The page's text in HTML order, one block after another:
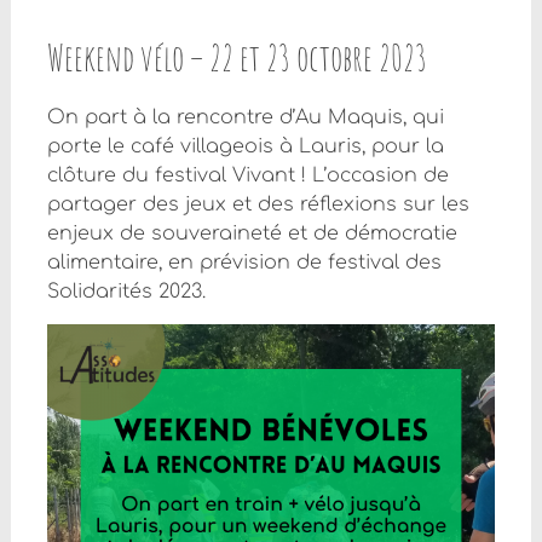
Weekend vélo – 22 et 23 octobre 2023
On part à la rencontre d’Au Maquis, qui
porte le café villageois à Lauris, pour la
clôture du festival Vivant ! L’occasion de
partager des jeux et des réflexions sur les
enjeux de souveraineté et de démocratie
alimentaire, en prévision de festival des
Solidarités 2023.